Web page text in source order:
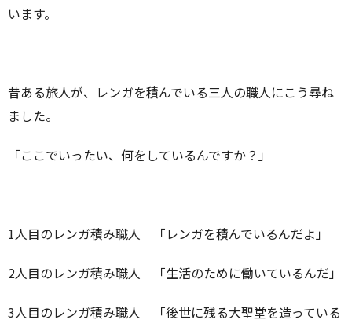
います。
昔ある旅人が、レンガを積んでいる三人の職人にこう尋ね
ました。
「ここでいったい、何をしているんですか？」
1人目のレンガ積み職人 「レンガを積んでいるんだよ」
2人目のレンガ積み職人 「生活のために働いているんだ」
3人目のレンガ積み職人 「後世に残る大聖堂を造っている